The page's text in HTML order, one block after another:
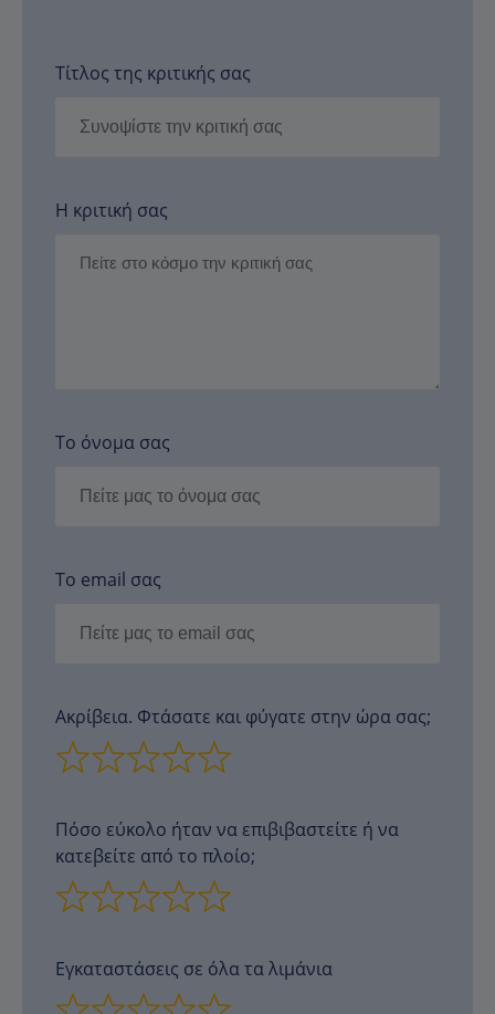
Τίτλος της κριτικής σας
Η κριτική σας
Το όνομα σας
Το email σας
Ακρίβεια. Φτάσατε και φύγατε στην ώρα σας;
Πόσο εύκολο ήταν να επιβιβαστείτε ή να
κατεβείτε από το πλοίο;
Εγκαταστάσεις σε όλα τα λιμάνια